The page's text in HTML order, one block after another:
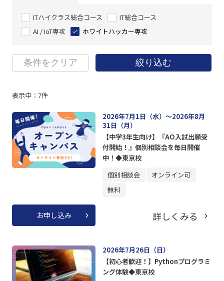
ITハイクラス総合コース
IT総合コース
AI / IoT専攻
ホワイトハッカー専攻
条件をクリア 絞り込む
表示中： 7件
2026年7月1日（水）～2026年8月
31日（月）
【中学3年生向け】『AO入試出願受
付開始！』個別相談会を毎日開催
中！◆東京校
個別相談会
オンライン可
無料
お申し込み 詳しくみる
2026年7月26日（日）
【初心者歓迎！】Pythonプログラミ
ング体験◆東京校